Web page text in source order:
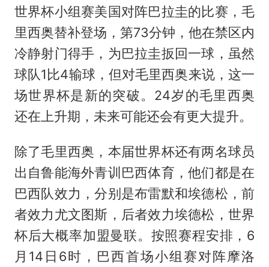
世界杯小组赛美国对阵巴拉圭的比赛，毛
里西奥替补登场，第73分钟，他在禁区内
冷静射门得手，为巴拉圭扳回一球，虽然
球队1比4输球，但对毛里西奥来说，这一
场世界杯是新的突破。24岁的毛里西奥
还在上升期，未来可能还会有更大提升。
除了毛里西奥，本届世界杯还有两名球员
出自鲁能海外青训巴西体育，他们都是在
巴西队效力，分别是布雷默和埃德松，前
者效力尤文图斯，后者效力埃德松，世界
杯后大概率加盟曼联。按照赛程安排，6
月14日6时，巴西首场小组赛对阵摩洛